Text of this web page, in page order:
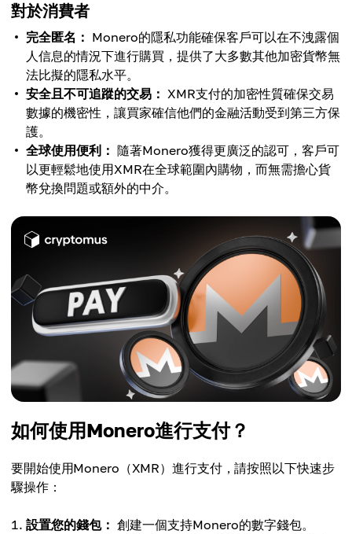
對於消費者
完全匿名： Monero的隱私功能確保客戶可以在不洩露個
人信息的情況下進行購買，提供了大多數其他加密貨幣無
法比擬的隱私水平。
安全且不可追蹤的交易： XMR支付的加密性質確保交易
數據的機密性，讓買家確信他們的金融活動受到第三方保
護。
全球使用便利： 隨著Monero獲得更廣泛的認可，客戶可
以更輕鬆地使用XMR在全球範圍內購物，而無需擔心貨
幣兌換問題或額外的中介。
如何使用Monero進行支付？
要開始使用Monero（XMR）進行支付，請按照以下快速步
驟操作：
設置您的錢包： 創建一個支持Monero的數字錢包。